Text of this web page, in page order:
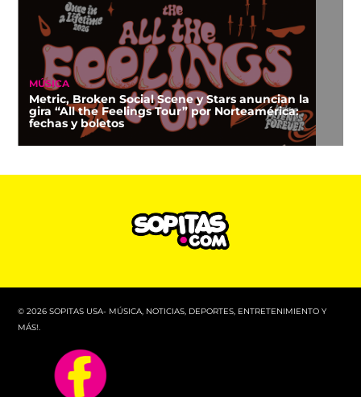
MÚSICA
Metric, Broken Social Scene y Stars anuncian la
gira “All the Feelings Tour” por Norteamérica:
fechas y boletos
© 2026 SOPITAS USA- MÚSICA, NOTICIAS, DEPORTES, ENTRETENIMIENTO Y
MÁS!.